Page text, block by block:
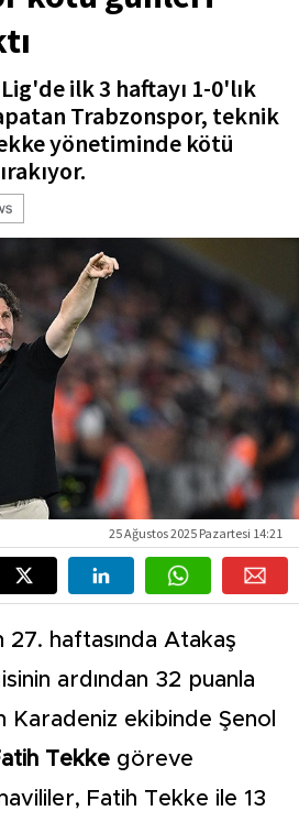
ilk 3 haftayı 1-0'lık
Trabzonspor, teknik
yönetiminde kötü
25 Ağustos 2025 Pazartesi 14:21
27. haftasında Atakaş
ardından 32 puanla
Karadeniz ekibinde Şenol
Tekke göreve
Fatih Tekke ile 13